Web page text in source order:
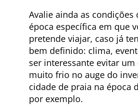
Avalie ainda as condições
época específica em que
pretende viajar, caso já
bem definido: clima,
ser interessante evitar um
muito frio no auge do
cidade de praia na época
por exemplo.